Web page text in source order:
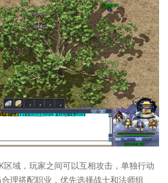
区域，玩家之间可以互相攻击，单独行动
理搭配职业，优先选择战士和法师组